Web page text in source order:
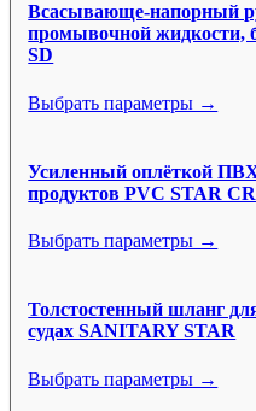
Всасывающе-напорный
промывочной жидкости,
SD
Выбрать параметры →
Усиленный оплёткой
продуктов PVC STAR
Выбрать параметры →
Толстостенный шланг
судах SANITARY STAR
Выбрать параметры →